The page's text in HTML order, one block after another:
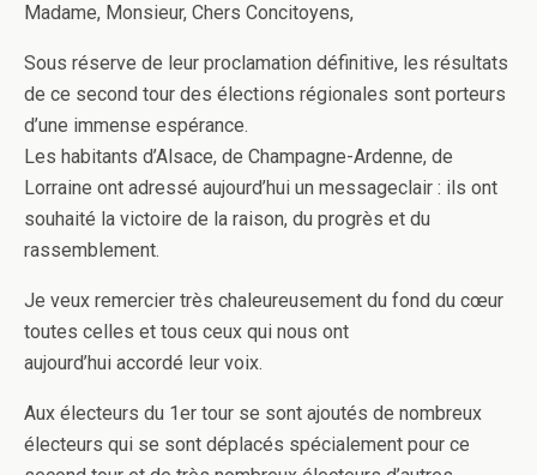
Madame, Monsieur, Chers Concitoyens,
Sous réserve de leur proclamation définitive, les résultats
de ce second tour des élections régionales sont porteurs
d’une immense espérance.
Les habitants d’Alsace, de Champagne-Ardenne, de
Lorraine ont adressé aujourd’hui un messageclair : ils ont
souhaité la victoire de la raison, du progrès et du
rassemblement.
Je veux remercier très chaleureusement du fond du cœur
toutes celles et tous ceux qui nous ont
aujourd’hui accordé leur voix.
Aux électeurs du 1er tour se sont ajoutés de nombreux
électeurs qui se sont déplacés spécialement pour ce